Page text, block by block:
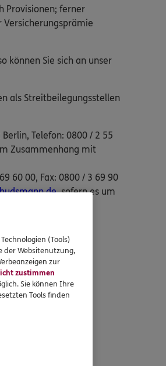
Provisionen; ferner
Versicherungsprämie
können Sie sich an unser
als Streitbeilegungsstellen
Telefon: 0800 / 2 55
Zusammenhang mit
60 00, Fax: 0800 / 3 69 90
, sofern es um
(Tools)
der Websitenutzung,
zur
zustimmen
Sie können Ihre
Tools finden